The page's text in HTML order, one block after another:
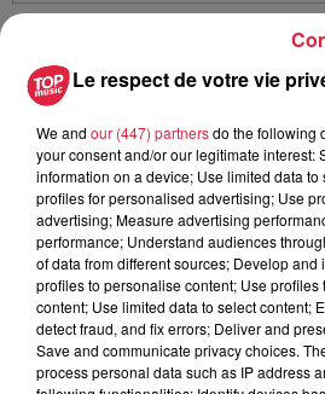
Publié : 3 septembre 2020 à 16h23
2025 à 16h48 Rédaction
A lire aussi
6 août 2026
À Hoerdt, de
robinets
Le respect de votre vie
We and our (447) partnersdo the following
your consent and/or our legitimate interest:
information on a device; Use limited data
profiles for personalised advertising; Use
advertising; Measure advertising
performance; Understand audiences
of data from different sources; Develop
profiles to personalise content; Use profiles
content; Use limited data to select content;
detect fraud, and fix errors; Deliver and
Save and communicate privacy choices.
process personal data such as IP address